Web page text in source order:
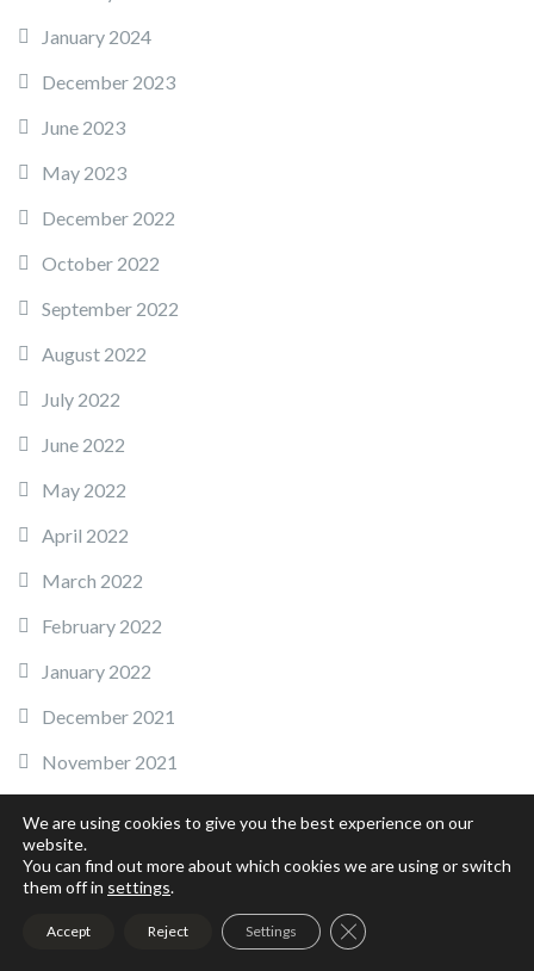
January 2024
December 2023
June 2023
May 2023
December 2022
October 2022
September 2022
August 2022
July 2022
June 2022
May 2022
April 2022
March 2022
February 2022
January 2022
December 2021
November 2021
September 2021
July 2021
June 2021
We are using cookies to give you the best experience on our
website.
You can find out more about which cookies we are using or switch
them off in settings.
Accept Reject Settings Close GDPR Cookie